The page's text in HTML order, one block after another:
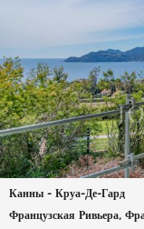
Канны - Круа-Де-Гард
Французская Ривьера,